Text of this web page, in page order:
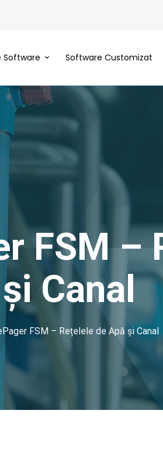
Software Software Customizat
FSM –
Canal
FSM – Rețelele de Apă și Canal